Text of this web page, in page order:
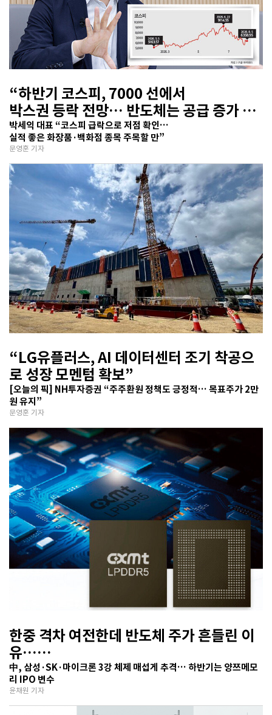
“하반기 코스피, 7000 선에서
박스권 등락 전망… 반도체는 공급 증가 선
반영 주시해야”
박세익 대표 “코스피 급락으로 저점 확인…
실적 좋은 화장품·백화점 종목 주목할 만”
문영훈 기자
“LG유플러스, AI 데이터센터 조기 착공으
로 성장 모멘텀 확보”
[오늘의 픽] NH투자증권 “주주환원 정책도 긍정적… 목표주가 2만
원 유지”
문영훈 기자
한중 격차 여전한데 반도체 주가 흔들린 이
유…
기술보다 무서운 ‘과점 균열’ 공포
中, 삼성·SK·마이크론 3강 체제 매섭게 추격… 하반기는 양쯔메모
리 IPO 변수
윤채원 기자